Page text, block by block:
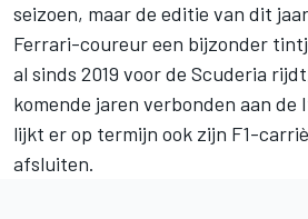
seizoen, maar de editie van dit
Ferrari-coureur een bijzonder
al sinds 2019 voor de Scuderia
komende jaren verbonden aan de
lijkt er op termijn ook zijn F1-
afsluiten.